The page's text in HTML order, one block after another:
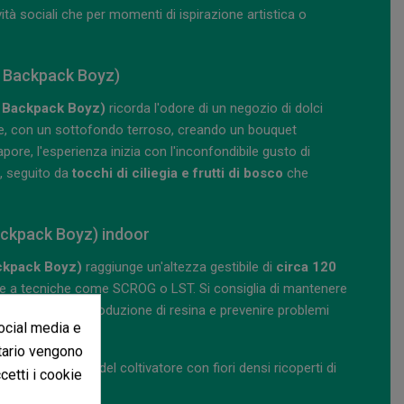
sociali che per momenti di ispirazione artistica o
Boyz)
Boyz) ricorda l'odore di un negozio di dolci
con un sottofondo terroso, creando un bouquet
l'esperienza inizia con l'inconfondibile gusto di
seguito da tocchi di ciliegia e frutti di bosco che
Boyz) indoor
Boyz) raggiunge un'altezza gestibile di circa 120
tecniche come SCROG o LST. Si consiglia di mantenere
la produzione di resina e prevenire problemi
la pazienza
del coltivatore con fiori densi ricoperti di
media e
vengono
i cookie